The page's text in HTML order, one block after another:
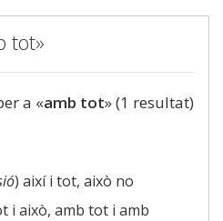
tot»
a «amb tot» (1 resultat)
) així i tot, això no
i això, amb tot i amb